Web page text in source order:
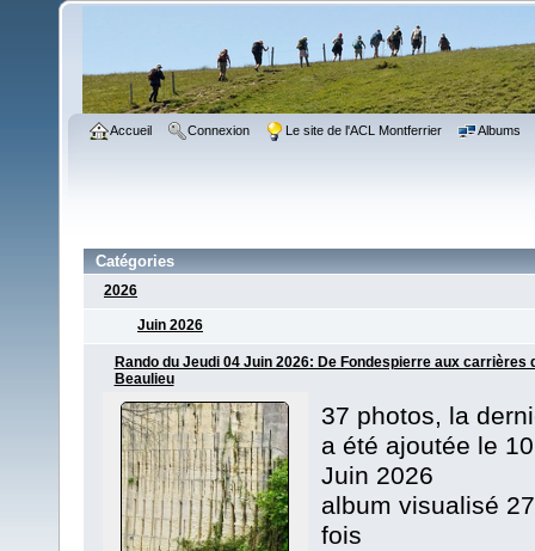
Accueil Connexion Le site de l'ACL Montferrier Albums
Catégories
2026
Juin 2026
Rando du Jeudi 04 Juin 2026: De Fondespierre aux carrières
Beaulieu
37 photos, la
a été ajoutée le 10
Juin 2026
album visualisé 27
fois